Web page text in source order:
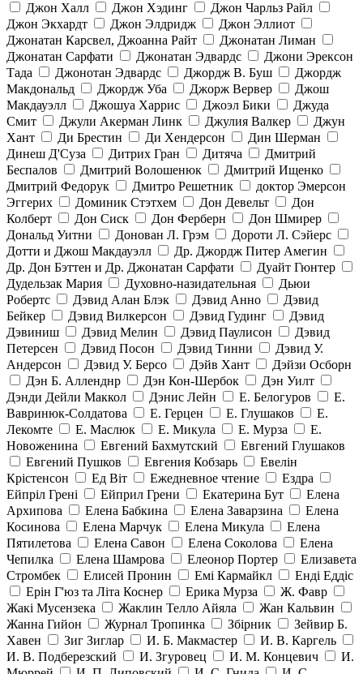
Джон Халл
Джон Хэдинг
Джон Чарльз Райл
Джон Экхардт
Джон Элдридж
Джон Эллиот
Джонатан Карсвел, Джоанна Райт
Джонатан Лиман
Джонатан Сарфати
Джонатан Эдвардс
Джони Эрексон
Тада
Джонотан Эдвардс Джордж В. Буш
Джордж
Макдональд
Джордж Уба Джорж Вервер
Джош
Макдауэлл
Джошуа Харрис Джоэл Бики
Джуда
Смит
Джули Акерман Линк Джулия Валкер
Джун
Хант
Ди Брестин Ди Хендерсон
Дин Шерман
Динеш Д'Суза
Дитрих Гран Дитяча
Дмитрий
Беспалов
Дмитрий Волошенюк
Дмитрий Ищенко
Дмитрий Федорук
Дмитро Решетник
доктор Эмерсон
Эггерих
Доминик Стэтхем Дон Девельт
Дон
Колберт
Дон Сиск Дон Ферберн
Дон Шмирер
Дональд Уитни
Донован Л. Грэм
Дороти Л. Сэйерс
Дотти и Джош Макдауэлл
Др. Джордж Питер Амегин
Др. Дон Бэттен и Др. Джонатан Сарфати
Дуайт Гюнтер
Дудельзак Мария
Духовно-назидательная
Дьюи
Робертс
Дэвид Алан Блэк Дэвид Анно
Дэвид
Бейкер
Дэвид Вилкерсон Дэвид Гудинг
Дэвид
Дэвиниш
Дэвид Мелин Дэвид Паулисон
Дэвид
Петерсен
Дэвид Посон Дэвид Тинни
Дэвид У.
Андерсон
Дэвид У. Берсо Дэйв Хант
Дэйзи Осборн
Дэн Б. Алленднр
Дэн Кон-Шербок
Дэн Уилт
Дэнди Дейли Маккол
Дэнис Лейн Е. Белогуров
Е.
Вавринюк-Солдатова
Е. Герцен Е. Глушаков
Е.
Лекомте
Е. Маслюк Е. Микула Е. Мурза
Е.
Новоженина
Евгений Бахмутский
Евгений Глушаков
Евгений Пушков
Евгения Кобзарь
Евелін
Крістенсон
Ед Віт Ежедневное чтение
Ездра
Ейпріл Грені
Ейприл Грени Екатерина Бут
Елена
Архипова
Елена Бабкина Елена Заварзина
Елена
Косинова
Елена Марчук Елена Микула
Елена
Пятилетова
Елена Савон Елена Соколова
Елена
Чепилка
Елена Шамрова Елеонор Портер
Елизавета
Стромбек
Елисей Пронин Емі Кармайкл
Ендi Еддiс
Ерін Г'юз та Літа Коснер
Ерика Мурза
Ж. Фавр
Жакі Мусензека
Жаклин Телло Айяла
Жан Кальвин
Жанна Гийон
Журнал Тропинка Збірник
Зейвир Б.
Хавен
Зиг Зиглар И. Б. Макмастер
И. В. Каргель
И. В. Подберезский
И. Згуровец И. М. Концевич
И.